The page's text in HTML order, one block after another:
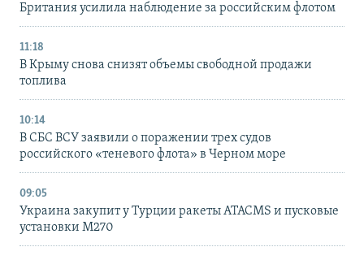
Британия усилила наблюдение за российским флотом
11:18
В Крыму снова снизят объемы свободной продажи
топлива
10:14
В СБС ВСУ заявили о поражении трех судов
российского «теневого флота» в Черном море
09:05
Украина закупит у Турции ракеты ATACMS и пусковые
установки M270